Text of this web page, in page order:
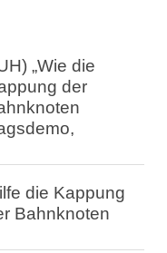
„Wie die
der
die Kappung
Bahnknoten